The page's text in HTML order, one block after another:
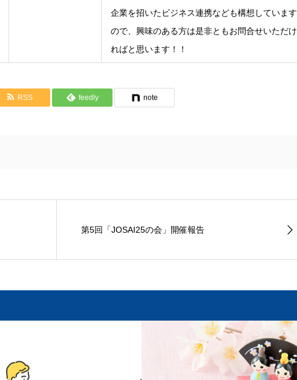
企業を招いたビジネス連携なども構想しています
ので、興味のある方は是非ともお問合せいただけ
ればと思います！！
RSS feedly note
第5回「JOSAI25の会」開催報告